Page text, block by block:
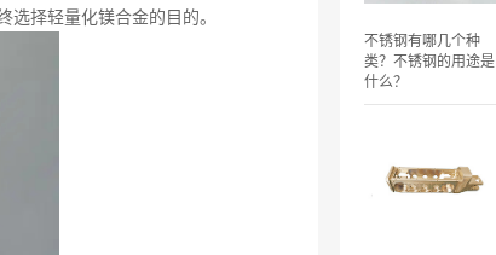
择轻量化镁合金的目的。
不锈钢有哪几个种
类？不锈钢的用途是
什么？